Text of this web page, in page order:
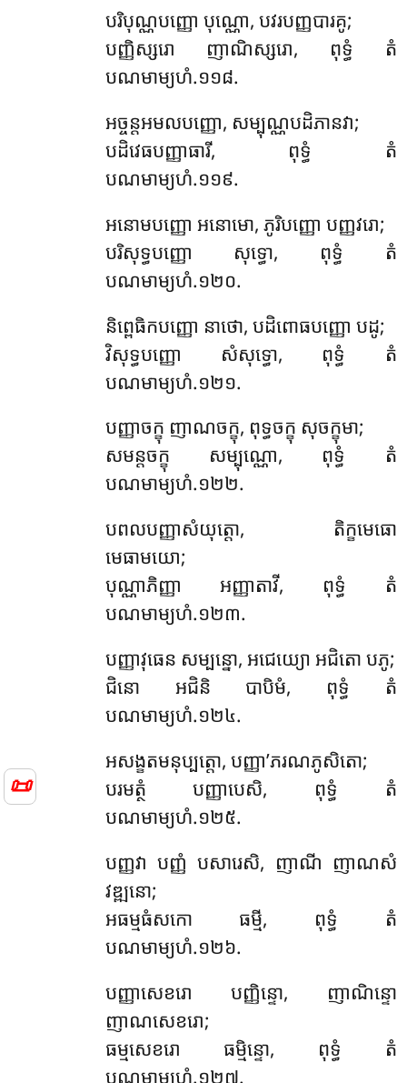
📜
បរិបុណ្ណបញ្ញោ បុណ្ណោ, បវរបញ្ញបារគូ;
បញ្ញិស្សរោ ញាណិស្សរោ, ពុទ្ធំ តំ
បណមាម្យហំ.១១៨.
អច្ចន្តអមលបញ្ញោ, សម្បុណ្ណបដិភានវា;
បដិវេធបញ្ញាធារី, ពុទ្ធំ តំ
បណមាម្យហំ.១១៩.
អនោមបញ្ញោ អនោមោ, ភូរិបញ្ញោ បញ្ញវរោ;
បរិសុទ្ធបញ្ញោ សុទ្ធោ, ពុទ្ធំ តំ
បណមាម្យហំ.១២០.
និព្ពេធិកបញ្ញោ នាថោ, បដិពោធបញ្ញោ បដូ;
វិសុទ្ធបញ្ញោ សំសុទ្ធោ, ពុទ្ធំ តំ
បណមាម្យហំ.១២១.
បញ្ញាចក្ខុ ញាណចក្ខុ, ពុទ្ធចក្ខុ សុចក្ខុមា;
សមន្តចក្ខុ សម្បុណ្ណោ, ពុទ្ធំ តំ
បណមាម្យហំ.១២២.
បពលបញ្ញាសំយុត្តោ, តិក្ខមេធោ
មេធាមយោ;
បុណ្ណាភិញ្ញា អញ្ញាតាវី, ពុទ្ធំ តំ
បណមាម្យហំ.១២៣.
បញ្ញាវុធេន សម្បន្នោ, អជេយ្យោ អជិតោ បភូ;
ជិនោ អជិនិ បាបិមំ, ពុទ្ធំ តំ
បណមាម្យហំ.១២៤.
អសង្ខតមនុប្បត្តោ, បញ្ញា’ភរណភូសិតោ;
បរមត្ថំ បញ្ញាបេសិ, ពុទ្ធំ តំ
បណមាម្យហំ.១២៥.
បញ្ញវា បញ្ញំ បសារេសិ, ញាណី ញាណសំ
វឌ្ឍនោ;
អធម្មធំសកោ ធម្មី, ពុទ្ធំ តំ
បណមាម្យហំ.១២៦.
បញ្ញាសេខរោ បញ្ញិន្ទោ, ញាណិន្ទោ
ញាណសេខរោ;
ធម្មសេខរោ ធម្មិន្ទោ, ពុទ្ធំ តំ
បណមាម្យហំ.១២៧.